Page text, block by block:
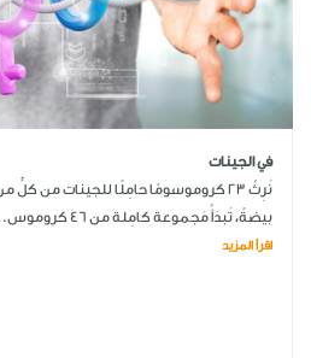
في الجينات
نَرِثُ 23 كروموسومًا حامِلًا للجينات من
بيضةً، تَبدَأُ مَجموعة كامِلة من 46 كروموس...
اقرأ المزيد